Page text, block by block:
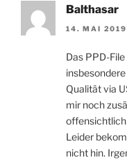
Balthasar
14. MAI
Das PPD-
Qualität via
mir noch
Leider
nicht hin.